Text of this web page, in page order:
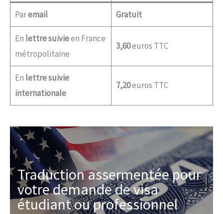
Paremail Gratuit
En lettre suivieen France
métropolitaine
3,60euros TTC
En lettre suivie
internationale
7,20euros TTC
Traduction assermentée pour
votre demande de visa
étudiant ou professionnel